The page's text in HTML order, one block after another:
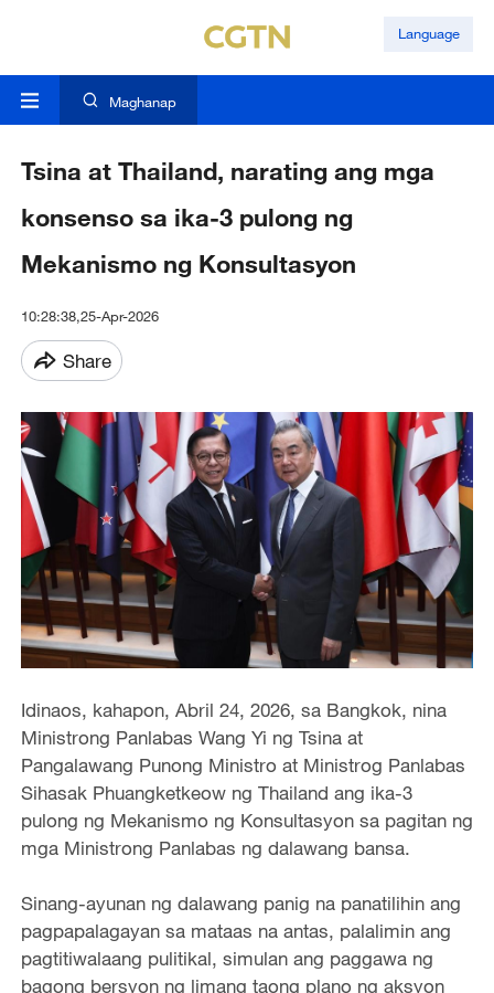
Language
Maghanap
Tsina at Thailand, narating ang mga
konsenso sa ika-3 pulong ng
Mekanismo ng Konsultasyon
10:28:38,25-Apr-2026
Share
Idinaos, kahapon, Abril 24, 2026, sa Bangkok, nina
Ministrong Panlabas Wang Yi ng Tsina at
Pangalawang Punong Ministro at Ministrog Panlabas
Sihasak Phuangketkeow ng Thailand ang ika-3
pulong ng Mekanismo ng Konsultasyon sa pagitan ng
mga Ministrong Panlabas ng dalawang bansa.
Sinang-ayunan ng dalawang panig na panatilihin ang
pagpapalagayan sa mataas na antas, palalimin ang
pagtitiwalaang pulitikal, simulan ang paggawa ng
bagong bersyon ng limang taong plano ng aksyon